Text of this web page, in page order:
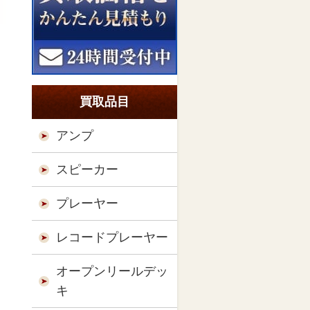
買取品目
アンプ
スピーカー
プレーヤー
レコードプレーヤー
オープンリールデッ
キ